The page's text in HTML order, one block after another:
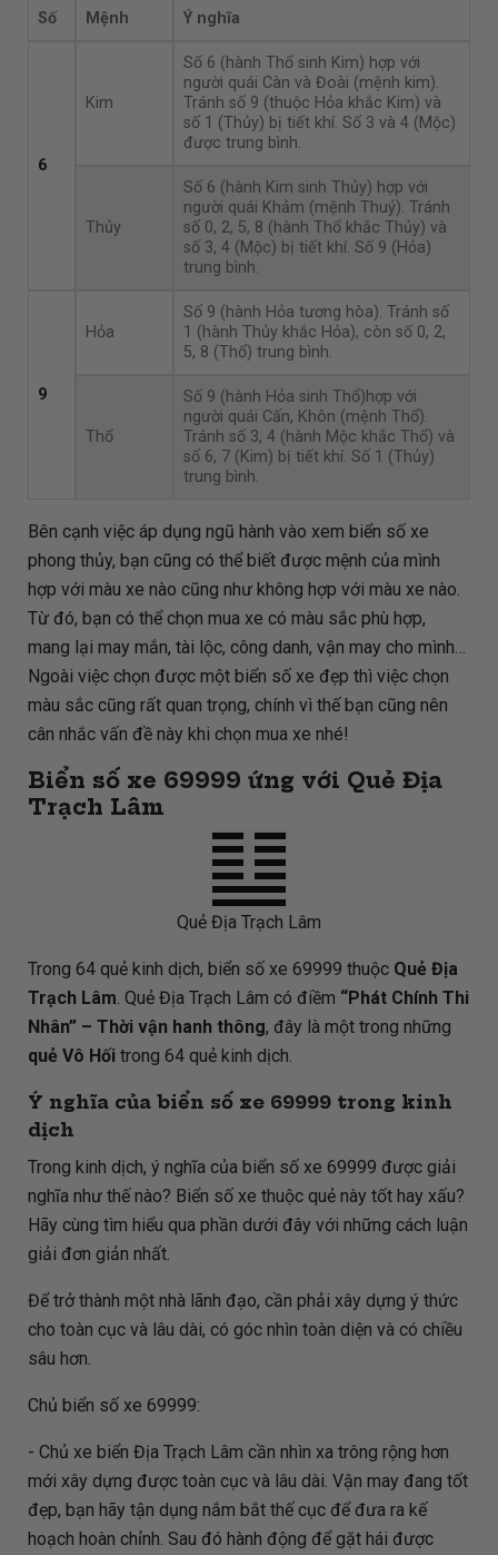
Số Mệnh Ý nghĩa
6
Kim
Số 6 (hành Thổ sinh Kim) hợp với
người quái Càn và Đoài (mệnh kim).
Tránh số 9 (thuộc Hỏa khắc Kim) và
số 1 (Thủy) bị tiết khí. Số 3 và 4 (Mộc)
được trung bình.
Thủy
Số 6 (hành Kim sinh Thủy) hợp với
người quái Khảm (mệnh Thuỷ). Tránh
số 0, 2, 5, 8 (hành Thổ khắc Thủy) và
số 3, 4 (Mộc) bị tiết khí. Số 9 (Hỏa)
trung bình.
9
Hỏa
Số 9 (hành Hỏa tương hòa). Tránh số
1 (hành Thủy khắc Hỏa), còn số 0, 2,
5, 8 (Thổ) trung bình.
Thổ
Số 9 (hành Hỏa sinh Thổ)hợp với
người quái Cấn, Khôn (mệnh Thổ).
Tránh số 3, 4 (hành Mộc khắc Thổ) và
số 6, 7 (Kim) bị tiết khí. Số 1 (Thủy)
trung bình.
Bên cạnh việc áp dụng ngũ hành vào xem biển số xe
phong thủy, bạn cũng có thể biết được mệnh của mình
hợp với màu xe nào cũng như không hợp với màu xe nào.
Từ đó, bạn có thể chọn mua xe có màu sắc phù hợp,
mang lại may mắn, tài lộc, công danh, vận may cho mình…
Ngoài việc chọn được một biển số xe đẹp thì việc chọn
màu sắc cũng rất quan trọng, chính vì thế bạn cũng nên
cân nhắc vấn đề này khi chọn mua xe nhé!
Biển số xe 69999 ứng với Quẻ Địa
Trạch Lâm
Quẻ Địa Trạch Lâm
Trong 64 quẻ kinh dịch, biển số xe 69999 thuộc Quẻ Địa
Trạch Lâm. Quẻ Địa Trạch Lâm có điềm “Phát Chính Thi
Nhân” – Thời vận hanh thông, đây là một trong những
quẻ Vô Hốitrong 64 quẻ kinh dịch.
Ý nghĩa của biển số xe 69999 trong kinh
dịch
Trong kinh dịch, ý nghĩa của biển số xe 69999 được giải
nghĩa như thế nào? Biển số xe thuộc quẻ này tốt hay xấu?
Hãy cùng tìm hiểu qua phần dưới đây với những cách luận
giải đơn giản nhất.
Để trở thành một nhà lãnh đạo, cần phải xây dựng ý thức
cho toàn cục và lâu dài, có góc nhìn toàn diện và có chiều
sâu hơn.
Chủ biển số xe 69999:
- Chủ xe biển Địa Trạch Lâm cần nhìn xa trông rộng hơn
mới xây dựng được toàn cục và lâu dài. Vận may đang tốt
đẹp, bạn hãy tận dụng nắm bắt thế cục để đưa ra kế
hoạch hoàn chỉnh. Sau đó hành động để gặt hái được